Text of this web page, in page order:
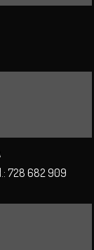
728 682 909